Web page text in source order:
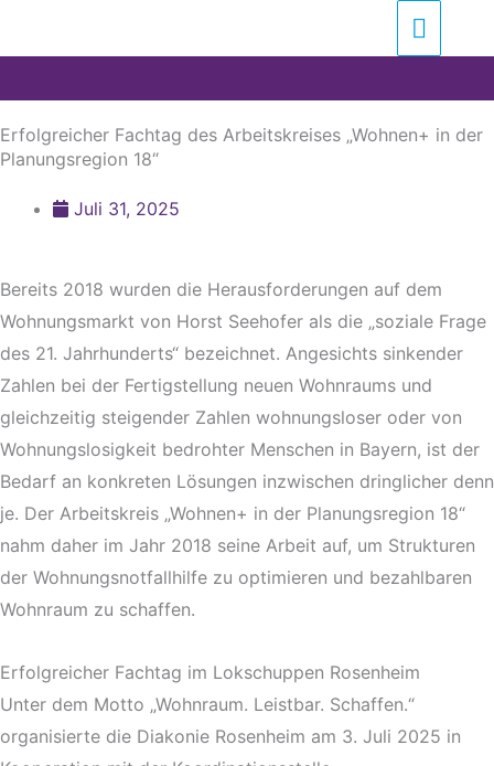
Erfolgreicher Fachtag des Arbeitskreises „Wohnen+ in der
Planungsregion 18“
Juli 31, 2025
Bereits 2018 wurden die Herausforderungen auf dem
Wohnungsmarkt von Horst Seehofer als die „soziale Frage
des 21. Jahrhunderts“ bezeichnet. Angesichts sinkender
Zahlen bei der Fertigstellung neuen Wohnraums und
gleichzeitig steigender Zahlen wohnungsloser oder von
Wohnungslosigkeit bedrohter Menschen in Bayern, ist der
Bedarf an konkreten Lösungen inzwischen dringlicher denn
je. Der Arbeitskreis „Wohnen+ in der Planungsregion 18“
nahm daher im Jahr 2018 seine Arbeit auf, um Strukturen
der Wohnungsnotfallhilfe zu optimieren und bezahlbaren
Wohnraum zu schaffen.
Erfolgreicher Fachtag im Lokschuppen Rosenheim
Unter dem Motto „Wohnraum. Leistbar. Schaffen.“
organisierte die Diakonie Rosenheim am 3. Juli 2025 in